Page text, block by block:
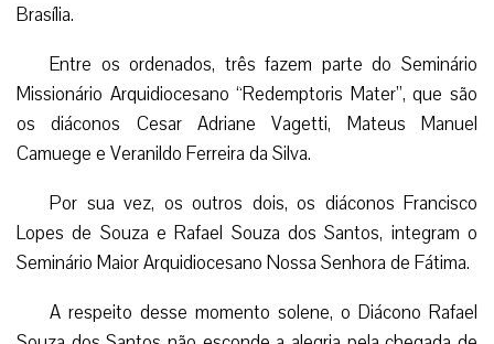
Brasília.
Entre os ordenados, três fazem parte do Seminário
Missionário Arquidiocesano “Redemptoris Mater”, que são
os diáconos Cesar Adriane Vagetti, Mateus Manuel
Camuege e Veranildo Ferreira da Silva.
Por sua vez, os outros dois, os diáconos Francisco
Lopes de Souza e Rafael Souza dos Santos, integram o
Seminário Maior Arquidiocesano Nossa Senhora de Fátima.
A respeito desse momento solene, o Diácono Rafael